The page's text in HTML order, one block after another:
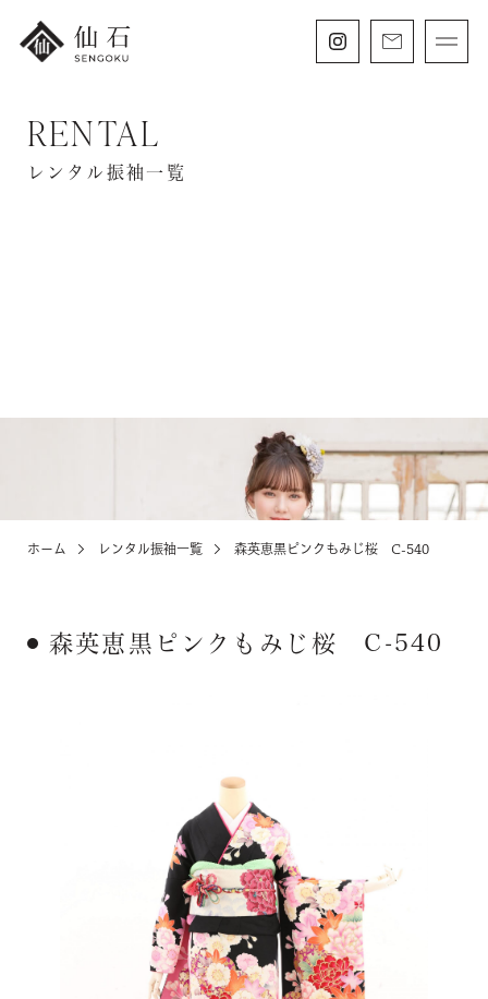
FURISODE 振袖・紋付袴レンタル
フォトウェディング
KIDS
ABOUT
お問い合わせ・来店予約
RENTAL
レンタル振袖一覧
ホーム レンタル振袖一覧 森英恵黒ピンクもみじ桜 C-540
森英恵黒ピンクもみじ桜 C-540